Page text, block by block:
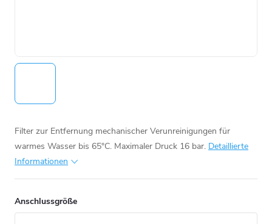
Filter zur Entfernung mechanischer Verunreinigungen für
warmes Wasser bis 65°C. Maximaler Druck 16 bar. Detaillierte
Informationen
Anschlussgröße